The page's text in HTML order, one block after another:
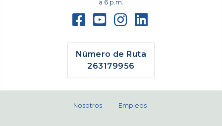
a 6 p.m.
Número de Ruta
263179956
Nosotros Empleos